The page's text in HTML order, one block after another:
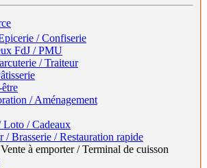
/ Confiserie
FdJ / PMU
/ Traiteur
/ Aménagement
Loto / Cadeaux
/ Brasserie / Restauration rapide
à emporter / Terminal de cuisson